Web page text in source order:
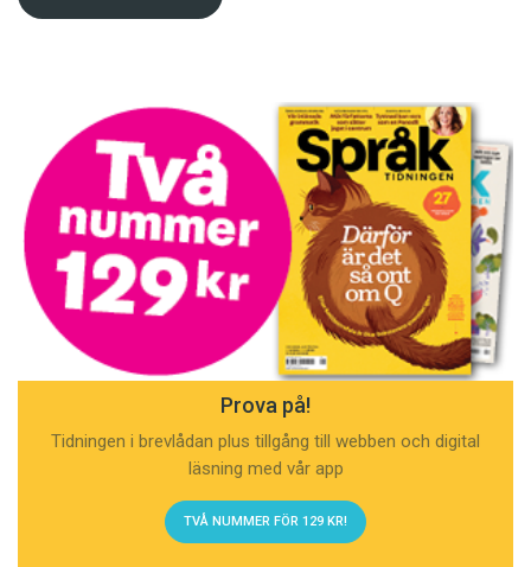
Prova på!
Tidningen i brevlådan plus tillgång till webben och digital
läsning med vår app
TVÅ NUMMER FÖR 129 KR!